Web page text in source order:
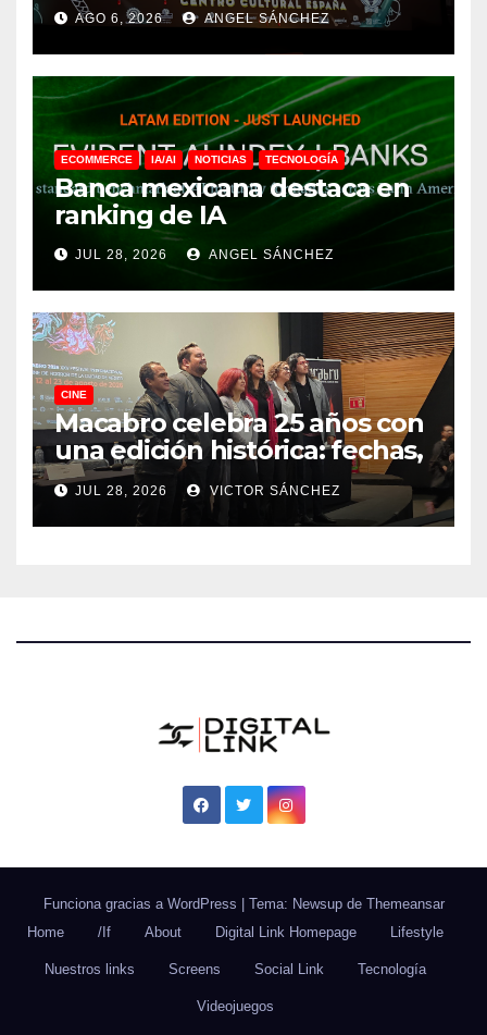
AGO 6, 2026 ANGEL SÁNCHEZ
ECOMMERCE IA/AI NOTICIAS TECNOLOGÍA
Banca mexicana destaca en
ranking de IA
JUL 28, 2026 ANGEL SÁNCHEZ
CINE
Macabro celebra 25 años con
una edición histórica: fechas,
sedes, invitados y todo lo que
debes saber
JUL 28, 2026 VICTOR SÁNCHEZ
Funciona gracias a WordPress Tema: Newsup de Themeansar
Home
/If About Digital Link Homepage Lifestyle
Nuestros links Screens Social Link Tecnología
Videojuegos